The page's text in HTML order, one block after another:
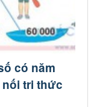
có năm
nối tri thức